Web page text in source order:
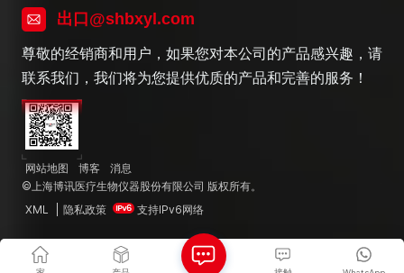
出口@shbxyl.com
尊敬的经销商和用户，如果您对本公司的产品感兴趣，请
联系我们，我们将为您提供优质的产品和完善的服务！
网站地图 博客
消息
©上海博讯医疗生物仪器股份有限公司 版权所有。
XML
隐私政策 支持IPv6网络